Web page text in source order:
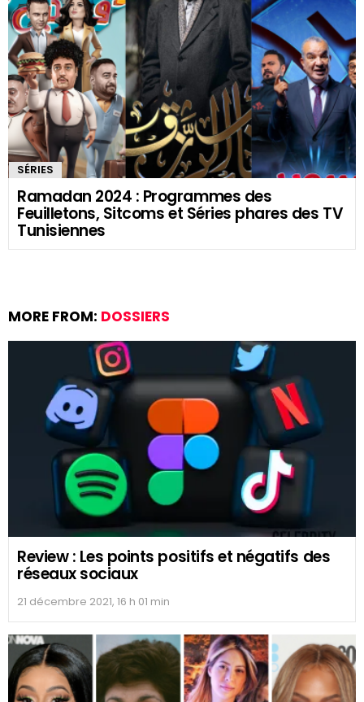
SÉRIES
Ramadan 2024 : Programmes des
Feuilletons, Sitcoms et Séries phares des TV
Tunisiennes
MORE FROM: DOSSIERS
Review : Les points positifs et négatifs des
réseaux sociaux
21 décembre 2021, 16 h 01 min